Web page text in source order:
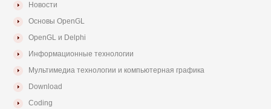
Новости
Основы OpenGL
OpenGL и Delphi
Информационные технологии
Мультимедиа технологии и компьютерная графика
Download
Coding